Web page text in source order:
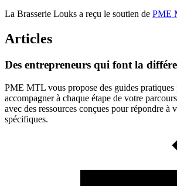
La Brasserie Louks a reçu le soutien de PME
Articles
Des entrepreneurs qui font la
PME MTL vous propose des guides pratiques
accompagner à chaque étape de votre
avec des ressources conçues pour répondre à
spécifiques.